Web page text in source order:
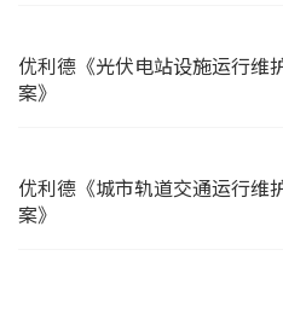
优利德《光伏电站设施运行维
案》
优利德《城市轨道交通运行维
案》